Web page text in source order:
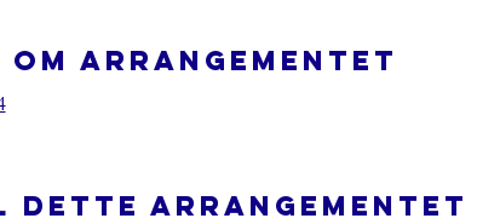
Om arrangementet
dette arrangementet